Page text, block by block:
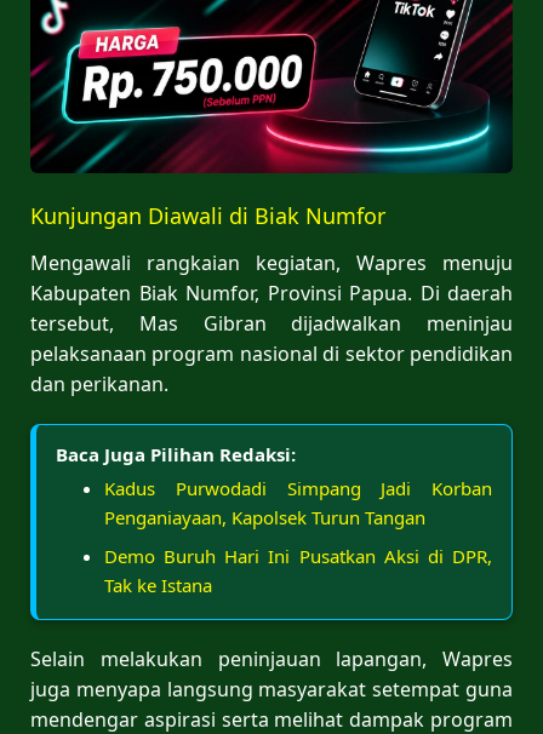
Kunjungan Diawali di Biak Numfor
Mengawali rangkaian kegiatan, Wapres menuju
Kabupaten Biak Numfor, Provinsi Papua. Di daerah
tersebut, Mas Gibran dijadwalkan meninjau
pelaksanaan program nasional di sektor pendidikan
dan perikanan.
Baca Juga Pilihan Redaksi:
Kadus Purwodadi Simpang Jadi Korban
Penganiayaan, Kapolsek Turun Tangan
Demo Buruh Hari Ini Pusatkan Aksi di DPR,
Tak ke Istana
Selain melakukan peninjauan lapangan, Wapres
juga menyapa langsung masyarakat setempat guna
mendengar aspirasi serta melihat dampak program